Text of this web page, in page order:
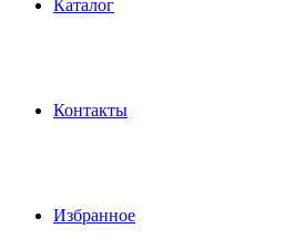
Каталог
Контакты
Избранное